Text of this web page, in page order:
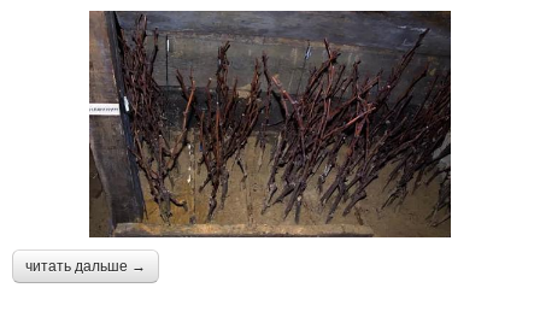
читать дальше →